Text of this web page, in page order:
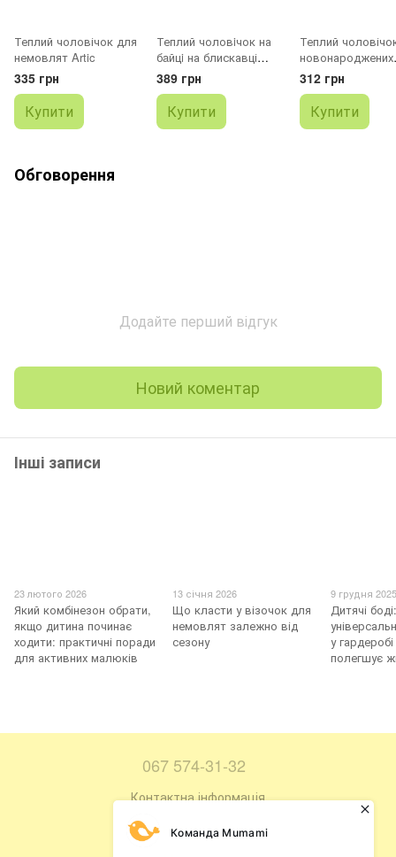
Теплий чоловічок для
немовлят Artic
335 грн
Купити
Теплий чоловiчок на
бaйцi на блискавці
Котики
389 грн
Купити
Теплий
новонароджених
Овечки
312 грн
Купити
Обговорення
Додайте перший відгук
Новий коментар
Інші записи
23 лютого 2026
Який комбінезон обрати,
якщо дитина починає
ходити: практичні поради
для активних малюків
13 січня 2026
Що класти у візочок для
немовлят залежно від
сезону
9 грудня
Дитячі
у
полегшує
067 574-31-32
Контактна інформація
Повна версія сайту